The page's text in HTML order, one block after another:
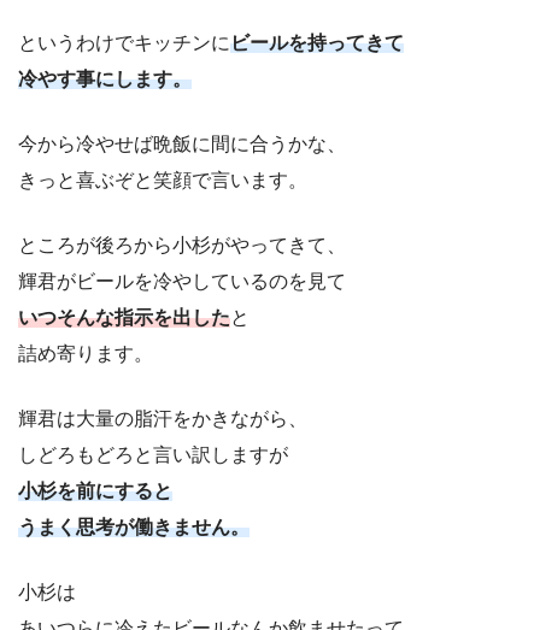
というわけでキッチンにビールを持ってきて
冷やす事にします。
今から冷やせば晩飯に間に合うかな、
きっと喜ぶぞと笑顔で言います。
ところが後ろから小杉がやってきて、
輝君がビールを冷やしているのを見て
いつそんな指示を出したと
詰め寄ります。
輝君は大量の脂汗をかきながら、
しどろもどろと言い訳しますが
小杉を前にすると
うまく思考が働きません。
小杉は